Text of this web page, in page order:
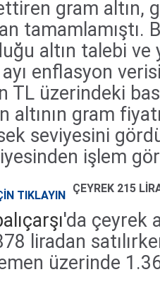
gram altın,
tamamlamıştı.
altın talebi
enflasyon
TL üzerindeki
altının gram
seviyesini
işlem
ÇEYREK 215
'da çeyrek
liradan
üzerinde